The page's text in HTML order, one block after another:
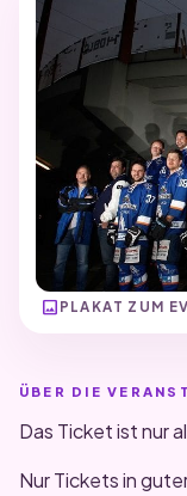
image PLAKAT ZUM
ÜBER DIE
Das Ticket ist nur
Nur Tickets in